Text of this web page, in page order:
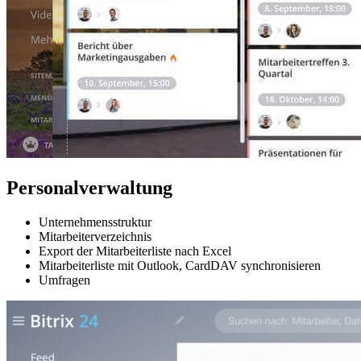
Personalverwaltung
Unternehmensstruktur
Mitarbeiterverzeichnis
Export der Mitarbeiterliste nach Excel
Mitarbeiterliste mit Outlook, CardDAV synchronisieren
Umfragen